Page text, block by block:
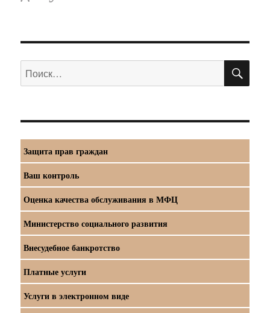
Искать:
Защита прав граждан
Ваш контроль
Оценка качества обслуживания в МФЦ
Министерство социального развития
Внесудебное банкротство
Платные услуги
Услуги в электронном виде